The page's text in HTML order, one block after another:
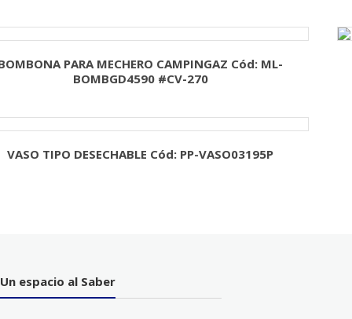
PARA MECHERO CAMPINGAZ Cód: ML-
BOMBGD4590 #CV-270
VASO TIPO DESECHABLE Cód: PP-VASO03195P
Un espacio al Saber